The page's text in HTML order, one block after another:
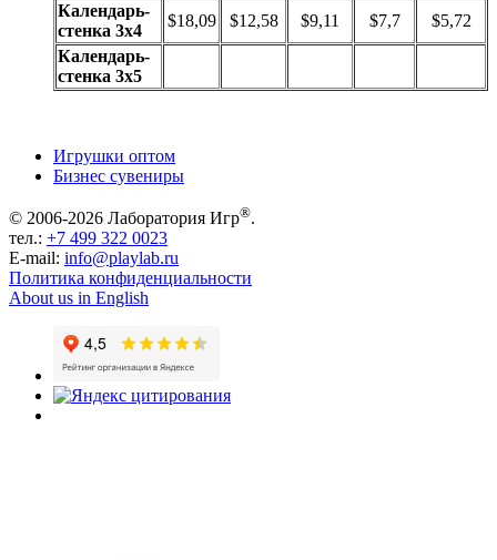
Календарь-
стенка 3х4
$18,09 $12,58 $9,11 $7,7
$5,72
Календарь-
стенка 3х5
Игрушки оптом
Бизнес сувениры
© 2006-2026 Лаборатория Игр®.
тел.: +7 499 322 0023
E-mail: info@playlab.ru
Политика конфиденциальности
About us in English